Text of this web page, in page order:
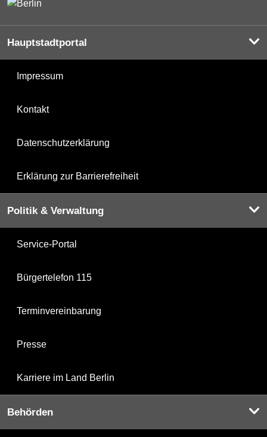
Hauptstadtportal
Impressum
Kontakt
Datenschutzerklärung
Erklärung zur Barrierefreiheit
Politik & Verwaltung
Service-Portal
Bürgertelefon 115
Terminvereinbarung
Presse
Karriere im Land Berlin
Behörden